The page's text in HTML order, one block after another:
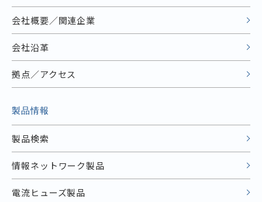
会社概要／関連企業
会社沿革
拠点／アクセス
製品情報
製品検索
情報ネットワーク製品
電流ヒューズ製品